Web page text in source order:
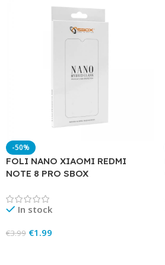
-50%
FOLI NANO XIAOMI REDMI
NOTE 8 PRO SBOX
In stock
€3.99 €1.99